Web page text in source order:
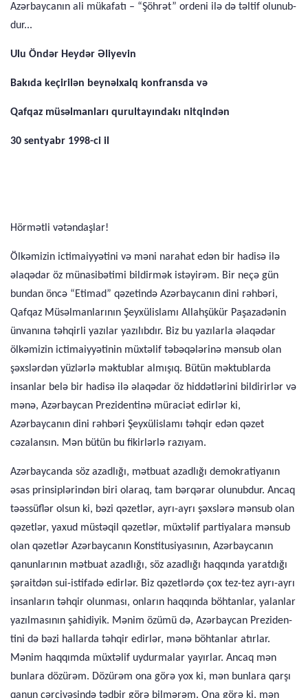
Azərbaycanın ali mükafatı – “Şöhrət” ordeni ilə də təltif olunub­
dur...
Ulu Öndər Heydər Əliyevin
Bakıda keçirilən beynəlxalq konfransda və
Qafqaz müsəlmanları qurultayındakı nitqindən
30 sentyabr 1998-ci il
Hörmətli vətəndaşlar!
Ölkəmizin ictimaiyyətini və məni narahat edən bir hadisə ilə
əlaqədar öz münasibətimi bildirmək istəyirəm. Bir neçə gün
bun­dan öncə “Etimad” qəzetində Azərbaycanın dini rəhbəri,
Qafqaz Müsəlmanlarının Şeyxülislamı Allahşükür Paşazadənin
ünvanı­na təhqirli yazılar yazılıbdır. Biz bu yazılarla əlaqədar
ölkəmizin ictimaiyyətinin müxtəlif təbəqələrinə mənsub olan
şəxslərdən yüzlərlə məktublar almışıq. Bütün məktublarda
insanlar belə bir hadisə ilə əlaqədar öz hiddətlərini bildirirlər və
mənə, Azərbay­can Prezidentinə müraciət edirlər ki,
Azərbaycanın dini rəhbəri Şeyxülislamı təhqir edən qəzet
cəzalansın. Mən bütün bu fikir­lərlə razıyam.
Azərbaycanda söz azadlığı, mətbuat azadlığı demokratiyanın
əsas prinsiplərindən biri olaraq, tam bərqərar olunubdur. An­caq
təəssüflər olsun ki, bəzi qəzetlər, ayrı-ayrı şəxslərə mənsub olan
qəzetlər, yaxud müstəqil qəzetlər, müxtəlif partiyalara mən­sub
olan qəzetlər Azərbaycanın Konstitusiyasının, Azərbaycanın
qanunlarının mətbuat azadlığı, söz azadlığı haqqında yaratdığı
şəraitdən sui-istifadə edirlər. Biz qəzetlərdə çox tez-tez ayrı-ayrı
insanların təhqir olunması, onların haqqında böhtanlar, yalanlar
yazılmasının şahidiyik. Mənim özümü də, Azərbaycan Preziden­
tini də bəzi hallarda təhqir edirlər, mənə böhtanlar atırlar.
Mənim haqqımda müxtəlif uydurmalar yayırlar. Ancaq mən
bunlara dö­zürəm. Dözürəm ona görə yox ki, mən bunlara qarşı
qanun çər­çivəsində tədbir görə bilmərəm. Ona görə ki, mən